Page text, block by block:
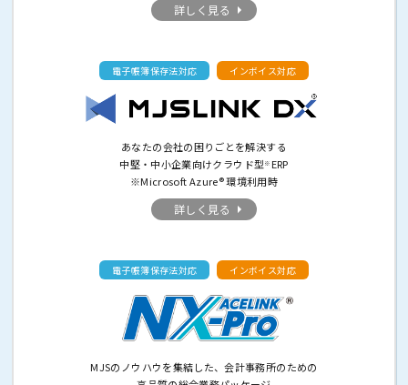
詳しく見る
電子帳簿保存法対応 インボイス対応
あなたの会社の困りごとを解決する
中堅・中小企業向けクラウド型 ※ ERP
※Microsoft Azure® 環境利用時
詳しく見る
電子帳簿保存法対応 インボイス対応
MJSのノウハウを集結した、会計事務所のための